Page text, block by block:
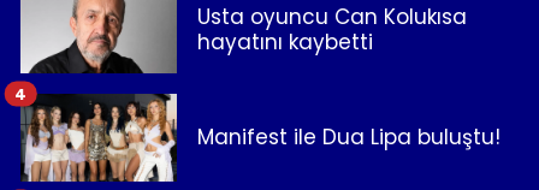
Usta oyuncu Can Kolukısa
hayatını kaybetti
Manifest ile Dua Lipa buluştu!
4